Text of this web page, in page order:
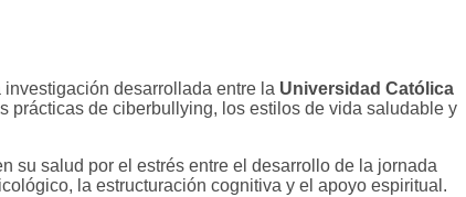
desarrollada entre la Universidad Católica
prácticas de ciberbullying, los estilos de vida saludable y
su salud por el estrés entre el desarrollo de la jornada
la estructuración cognitiva y el apoyo espiritual.